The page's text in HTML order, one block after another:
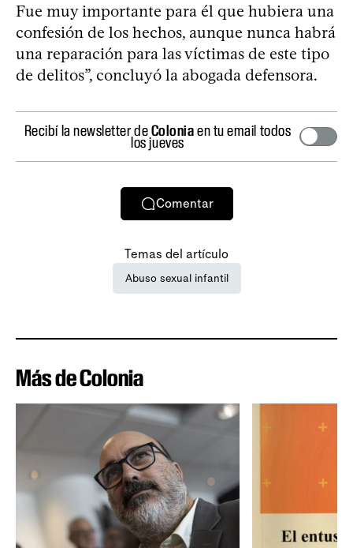
Fue muy importante para él que hubiera una
confesión de los hechos, aunque nunca habrá
una reparación para las víctimas de este tipo
de delitos”, concluyó la abogada defensora.
Recibí la newsletter deColoniaen tu email todos
los jueves
Comentar
Temas del artículo
Abuso sexual infantil
Más de Colonia